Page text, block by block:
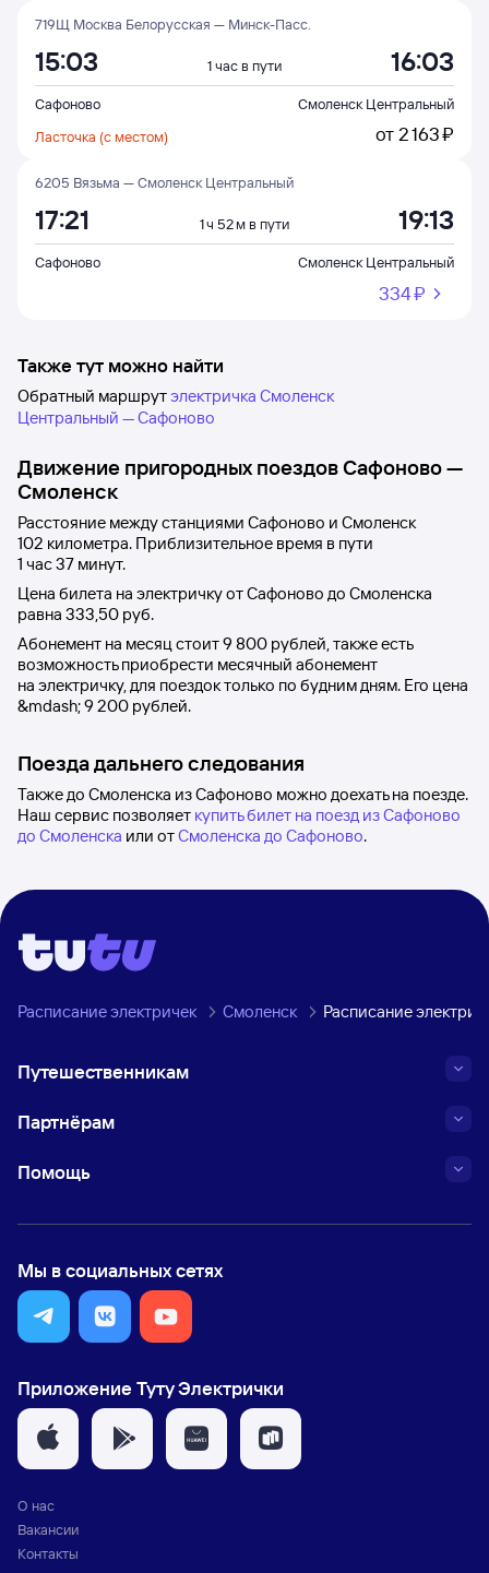
719Щ Москва Белорусская — Минск-Пасс.
15:03 1 час в пути 16:03
Сафоново
Смоленск Центральный
Ласточка (с местом)
от 2 ⁠163 ⁠₽
6205 Вязьма — Смоленск Центральный
17:21 1 ч 52 м в пути 19:13
Сафоново Смоленск Центральный
334 ⁠₽
Также тут можно найти
Обратный маршрутэлектричка Смоленск
Центральный — Сафоново
Движение пригородных поездовСафоново—
Смоленск
Расстояние между станциями Сафоново и Смоленск
102 километра. Приблизительное время в пути
1 час 37 минут.
Цена билета на электричку отСафоново до Смоленска
равна 333,50 руб.
Абонемент на месяц стоит9 800 рублей, также есть
возможность приобрести месячный абонемент
на электричку, для поездок только по будним дням. Его цена
&mdash;9 200 рублей.
Поезда дальнего следования
Также до Смоленска из Сафоново можно доехать на поезде.
Наш сервис позволяет купить билет на поезд из Сафоново
до Смоленска или отСмоленска до Сафоново.
Расписание электричек Смоленск Расписание
Путешественникам
Партнёрам
Помощь
Мы в социальных сетях
Приложение Туту Электрички
О нас
Вакансии
Контакты